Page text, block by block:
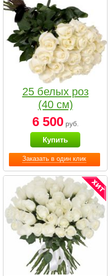
Заказать в один клик
25 белых роз
(40 см)
6 500руб.
Купить